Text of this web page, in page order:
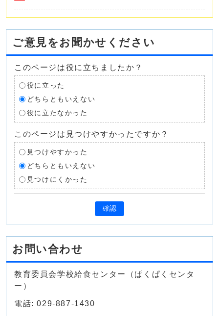
ご意見をお聞かせください
このページは役に立ちましたか？
役に立った
どちらともいえない
役に立たなかった
このページは見つけやすかったですか？
見つけやすかった
どちらともいえない
見つけにくかった
確認
お問い合わせ
教育委員会学校給食センター（ぱくぱくセンタ
ー）
電話: 029-887-1430